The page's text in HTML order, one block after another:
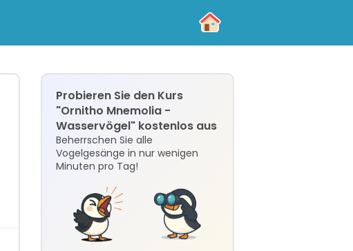
Probieren Sie den Kurs
"Ornitho Mnemolia -
Wasservögel" kostenlos aus
Beherrschen Sie alle
Vogelgesänge in nur wenigen
Minuten pro Tag!